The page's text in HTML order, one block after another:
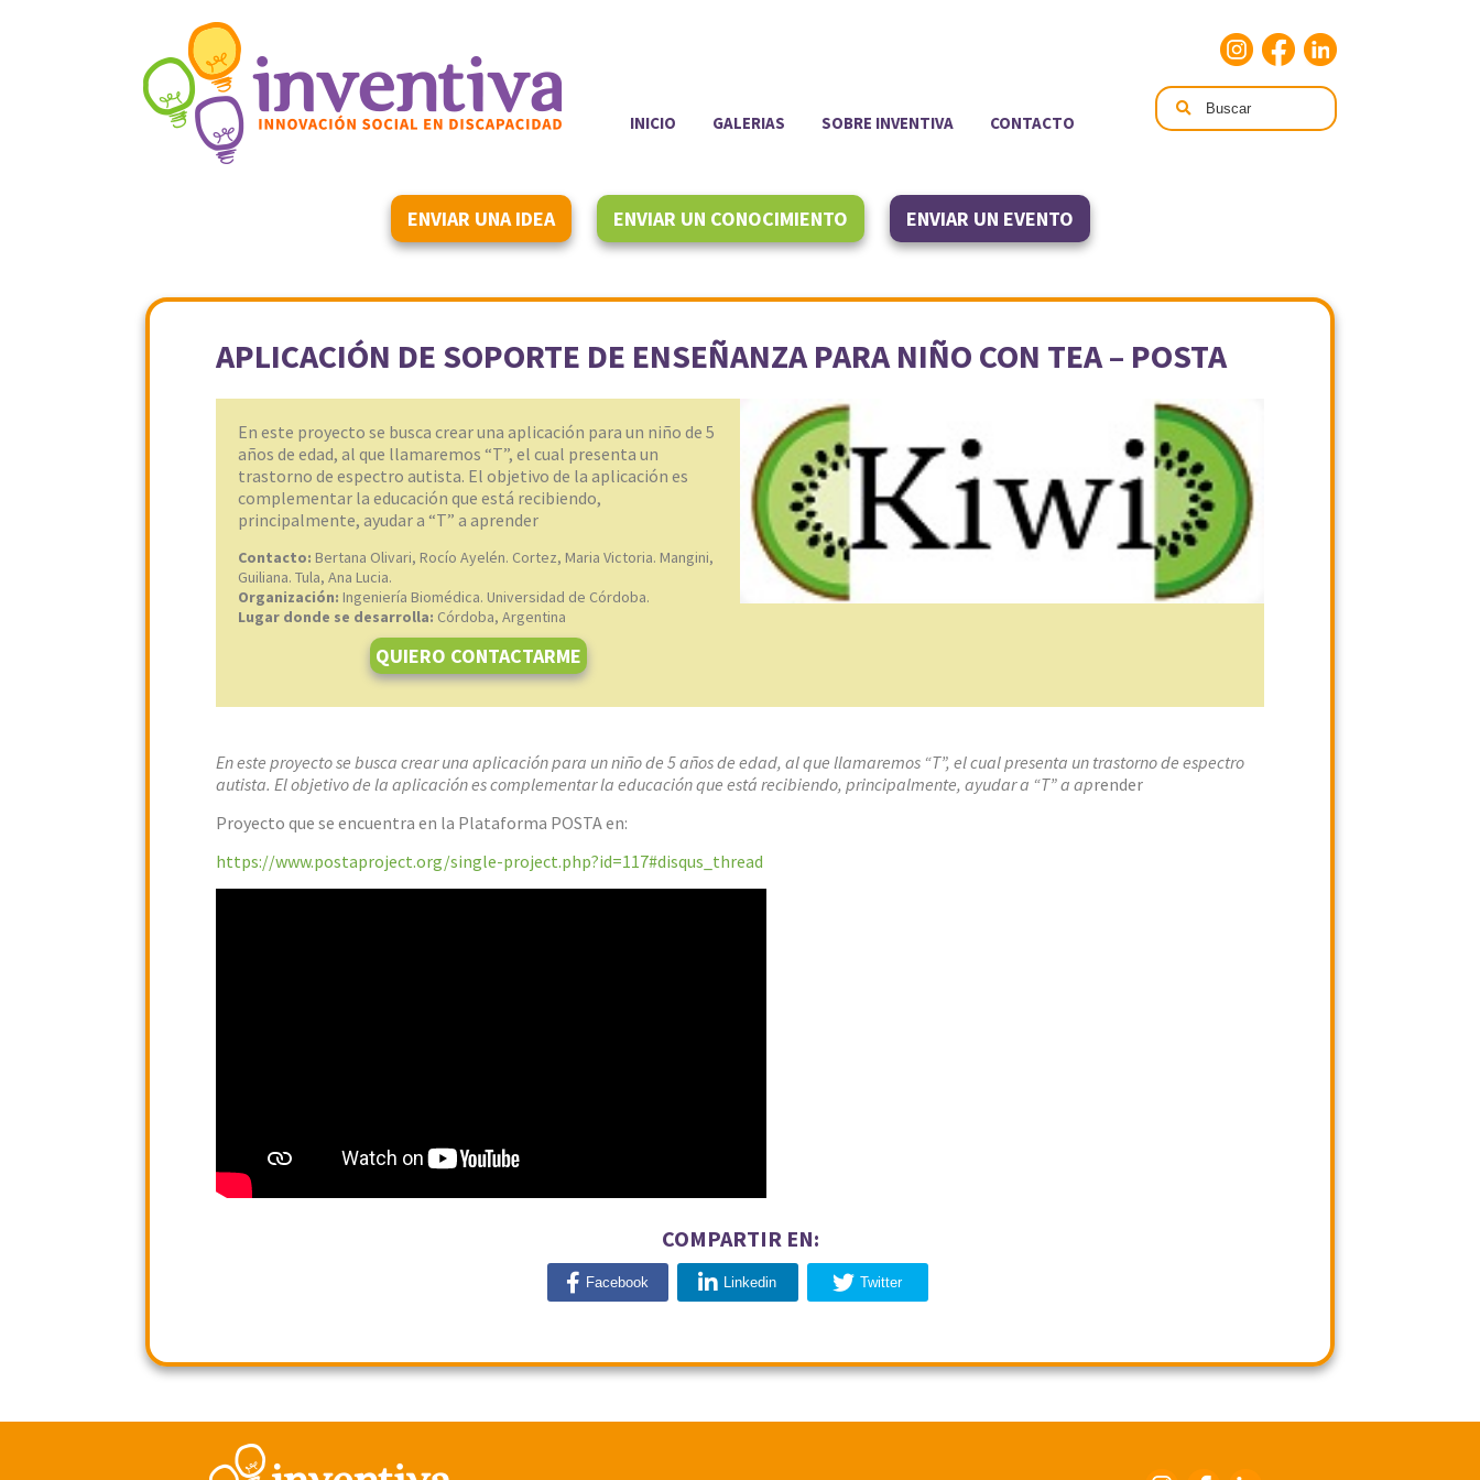
INICIO GALERIAS SOBRE INVENTIVA CONTACTO
ENVIAR UNA IDEA ENVIAR UN CONOCIMIENTO ENVIAR UN EVENTO
APLICACIÓN DE SOPORTE DE ENSEÑANZA PARA NIÑO CON TEA – POSTA
En este proyecto se busca crear una aplicación para un niño de 5
años de edad, al que llamaremos “T”, el cual presenta un
trastorno de espectro autista. El objetivo de la aplicación es
complementar la educación que está recibiendo,
principalmente, ayudar a “T” a aprender
Contacto: Bertana Olivari, Rocío Ayelén. Cortez, Maria Victoria. Mangini,
Guiliana. Tula, Ana Lucia.
Organización: Ingeniería Biomédica. Universidad de Córdoba.
Lugar donde se desarrolla: Córdoba, Argentina
QUIERO CONTACTARME
En este proyecto se busca crear una aplicación para un niño de 5 años de edad, al que llamaremos “T”, el cual presenta un trastorno de espectro
autista. El objetivo de la aplicación es complementar la educación que está recibiendo, principalmente, ayudar a “T” a aprender
Proyecto que se encuentra en la Plataforma POSTA en:
https://www.postaproject.org/single-project.php?id=117#disqus_thread
COMPARTIR EN:
Facebook Linkedin Twitter